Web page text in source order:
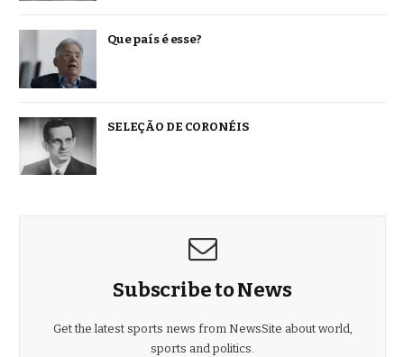
Que país é esse?
SELEÇÃO DE CORONÉIS
Subscribe to News
Get the latest sports news from NewsSite about world,
sports and politics.